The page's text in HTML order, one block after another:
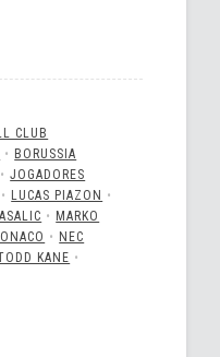
CLUB
• BORUSSIA
•JOGADORES
• LUCAS PIAZON •
• MARKO
• NEC
KANE •